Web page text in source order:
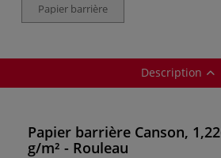
Papier barrière
Description
Papier barrière Canson,
g/m² - Rouleau